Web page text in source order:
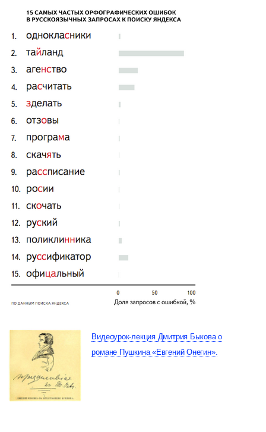
Видеоурок-лекция Дмитрия Быкова о
романе Пушкина «Евгений Онегин».